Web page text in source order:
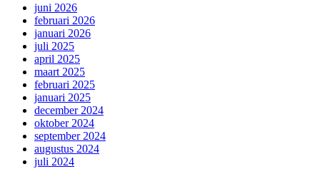
juni 2026
februari 2026
januari 2026
juli 2025
april 2025
maart 2025
februari 2025
januari 2025
december 2024
oktober 2024
september 2024
augustus 2024
juli 2024